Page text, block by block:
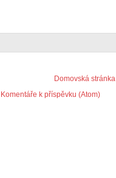
Domovská stránka
Komentáře k příspěvku (Atom)